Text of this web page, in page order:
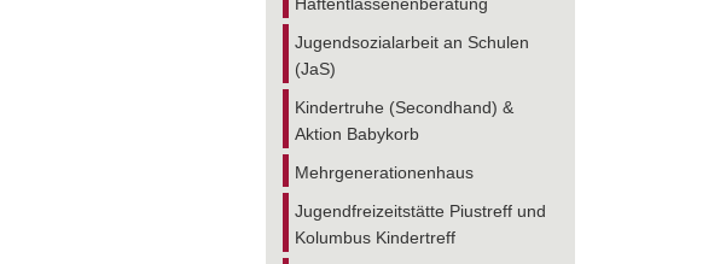
Jugendsozialarbeit an Schulen
(JaS)
Kindertruhe (Secondhand) &
Aktion Babykorb
Mehrgenerationenhaus
Jugendfreizeitstätte Piustreff und
Kolumbus Kindertreff